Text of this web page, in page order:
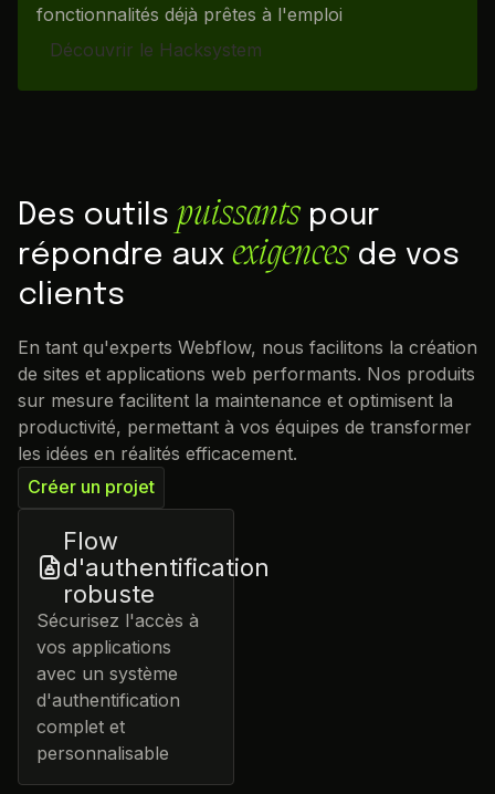
fonctionnalités déjà prêtes à l'emploi
Découvrir le Hacksystem
Des outils puissants pour
répondre aux exigences de vos
clients
En tant qu'experts Webflow, nous facilitons la création
de sites et applications web performants. Nos produits
sur mesure facilitent la maintenance et optimisent la
productivité, permettant à vos équipes de transformer
les idées en réalités efficacement.
Créer un projet
Flow
d'authentification
robuste
Sécurisez l'accès à
vos applications
avec un système
d'authentification
complet et
personnalisable